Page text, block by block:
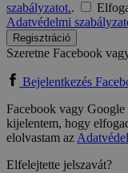
szabályzatot..
Adatvédelmi
Regisztráció
Szeretne Facebook
Bejelentkezés
Facebook vagy
kijelentem, hogy
elolvastam az
Elfelejtette jelszavát?